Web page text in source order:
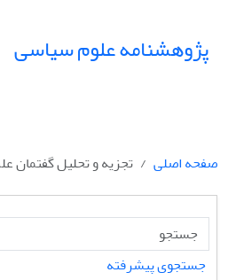
پژوهشنامه علوم سیاسی
صفحه اصلی تجزیه و تحلیل گفتمان
جستجوی پیشرفته